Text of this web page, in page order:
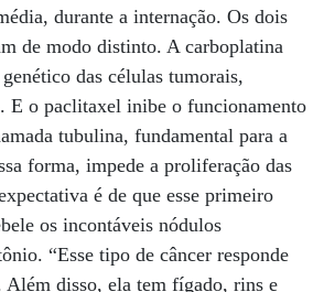
durante a internação. Os dois
de modo distinto. A carboplatina
das células tumorais,
E o paclitaxel inibe o funcionamento
tubulina, fundamental para a
forma, impede a proliferação das
é de que esse primeiro
os incontáveis nódulos
“Esse tipo de câncer responde
Além disso, ela tem fígado, rins e